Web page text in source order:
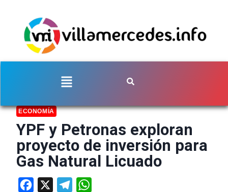
ECONOMÍA
YPF y Petronas exploran
proyecto de inversión para
Gas Natural Licuado
Facebook Telegram